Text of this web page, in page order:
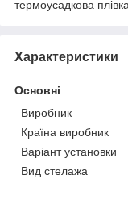
термоусадкова плівка
Характеристики
Основні
Виробник
Країна виробник
Варіант установки
Вид стелажа